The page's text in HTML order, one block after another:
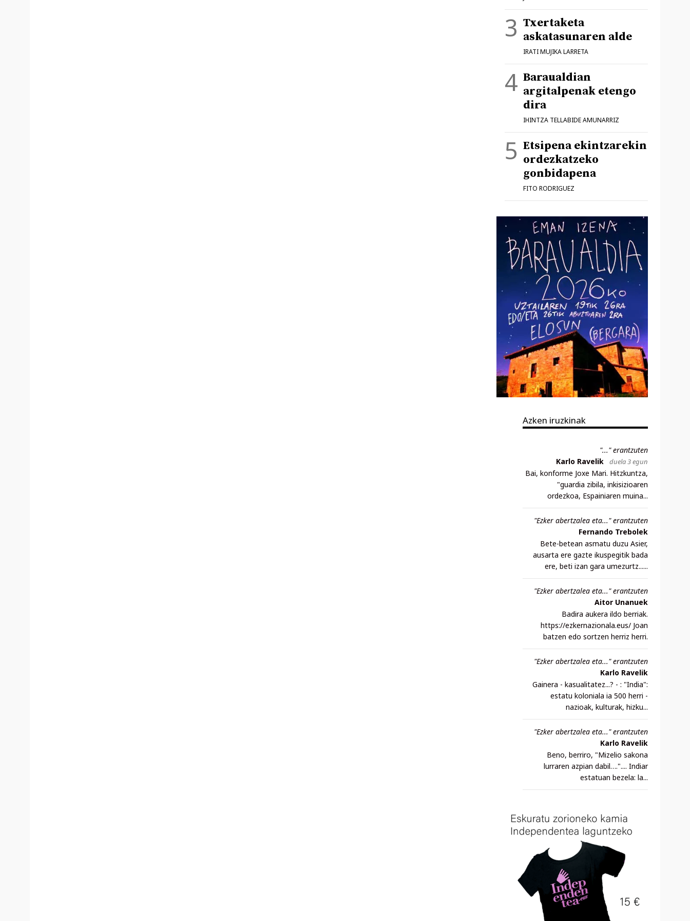
Txertaketa
askatasunaren alde
IRATI MUJIKA LARRETA
Baraualdian
argitalpenak etengo
dira
IHINTZA TELLABIDE AMUNARRIZ
Etsipena ekintzarekin
ordezkatzeko
gonbidapena
FITO RODRIGUEZ
Azken iruzkinak
"..." erantzuten
Karlo Ravelik
duela 3 egun
Bai, konforme Joxe Mari. Hitzkuntza,
"guardia zibila, inkisizioaren
ordezkoa, Espainiaren muina...
"Ezker abertzalea eta..." erantzuten
Fernando Trebolek
Bete-betean asmatu duzu Asier,
ausarta ere gazte ikuspegitik bada
ere, beti izan gara umezurtz......
"Ezker abertzalea eta..." erantzuten
Aitor Unanuek
Badira aukera ildo berriak.
https://ezkernazionala.eus/ Joan
batzen edo sortzen herriz herri.
"Ezker abertzalea eta..." erantzuten
Karlo Ravelik
Gainera - kasualitatez...? - : "India":
estatu koloniala ia 500 herri -
nazioak, kulturak, hizku...
"Ezker abertzalea eta..." erantzuten
Karlo Ravelik
Beno, berriro, "Mizelio sakona
lurraren azpian dabil….".... Indiar
estatuan bezela: la...